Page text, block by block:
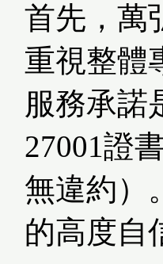
首先，萬
重視整體
服務承諾
27001證
無違約）
的高度自